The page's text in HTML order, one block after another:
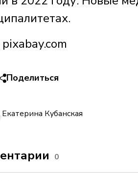
Поделиться
Екатерина Кубанская
0